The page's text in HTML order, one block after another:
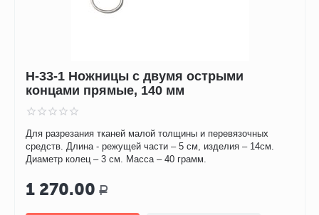
H-33-1 Ножницы с двумя острыми
концами прямые, 140 мм
Для разрезания тканей малой толщины и перевязочных
средств. Длина - режущей части – 5 см, изделия – 14см.
Диаметр колец – 3 см. Масса – 40 грамм.
1 270.00 Р